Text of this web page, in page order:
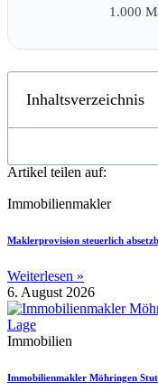
1.000
Inhaltsverzeichnis
Artikel teilen auf:
Immobilienmakler
Maklerprovision steuerlich
Weiterlesen »
6. August 2026
Immobilien
Immobilienmakler Möhringen